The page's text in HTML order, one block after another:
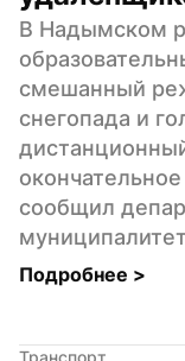
В Надымском
смешанный
снегопада и
сообщил
Подробнее >
Транспорт